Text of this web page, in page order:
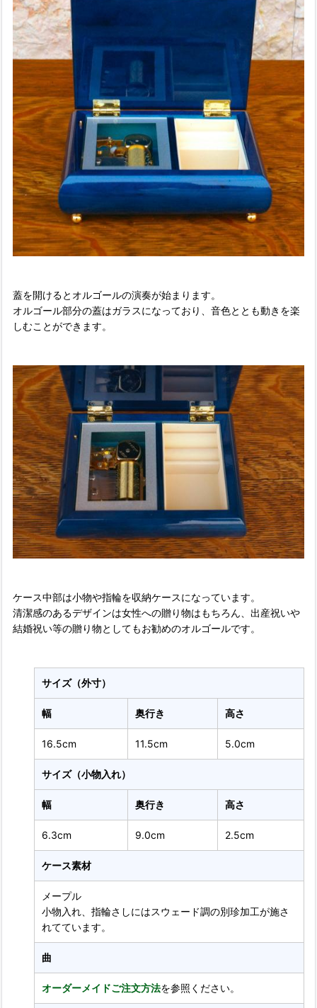
蓋を開けるとオルゴールの演奏が始まります。
オルゴール部分の蓋はガラスになっており、音色ととも動きを楽
しむことができます。
ケース中部は小物や指輪を収納ケースになっています。
清潔感のあるデザインは女性への贈り物はもちろん、出産祝いや
結婚祝い等の贈り物としてもお勧めのオルゴールです。
サイズ（外寸）
幅 奥行き 高さ
16.5cm 11.5cm 5.0cm
サイズ（小物入れ）
幅 奥行き 高さ
6.3cm 9.0cm 2.5cm
ケース素材
メープル
小物入れ、指輪さしにはスウェード調の別珍加工が施さ
れてています。
曲
オーダーメイドご注文方法を参照ください。